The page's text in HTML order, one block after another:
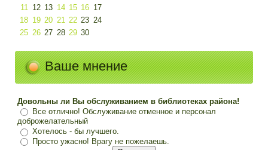
11
12 13 14 15 16 17
18 19 20 21 22 23 24
25 26 27 28 29 30
Ваше мнение
Довольны ли Вы обслуживанием в библиотеках района!
Все отлично! Обслуживание отменное и персонал
доброжелательный
Хотелось - бы лучшего.
Просто ужасно! Врагу не пожелаешь.